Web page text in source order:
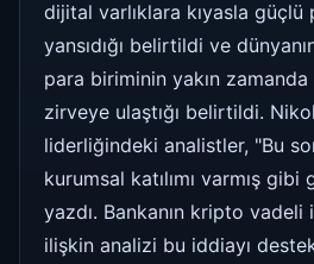
dijital varlıklara kıyasla güçlü
yansıdığı belirtildi ve
para biriminin yakın
zirveye ulaştığı belirtildi.
liderliğindeki analistler, "Bu
kurumsal katılımı varmış
yazdı. Bankanın kripto vadeli
ilişkin analizi bu iddiayı